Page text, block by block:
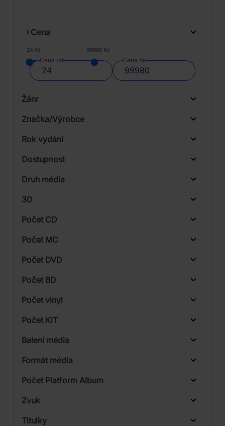
Cena
24 Kč 99980 Kč
Cena od Cena do
Žánr
Značka/Výrobce
Rok vydání
Od
Dostupnost
Druh média
3D
Počet CD
Počet MC
Počet DVD
Počet BD
Počet vinyl
Počet KiT
Balení média
Formát média
Počet Platform Album
Zvuk
Titulky